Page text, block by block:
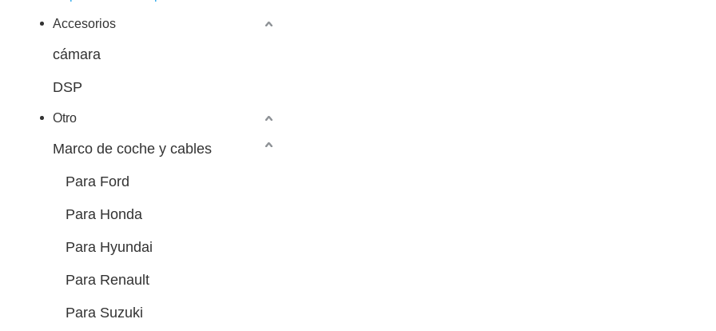
Accesorios
cámara
DSP
Otro
Marco de coche y cables
Para Ford
Para Honda
Para Hyundai
Para Renault
Para Suzuki